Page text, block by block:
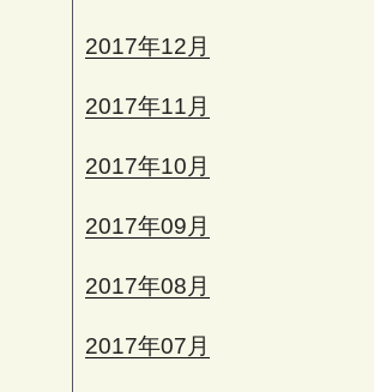
2017年12月
2017年11月
2017年10月
2017年09月
2017年08月
2017年07月